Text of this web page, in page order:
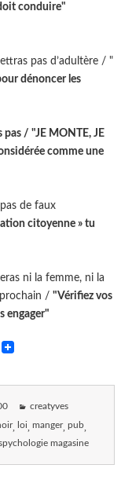
conduire"
pas d’adultère / "
dénoncer les
pas / "JE MONTE, JE
comme une
de faux
citoyenne » tu
ni la femme, ni la
prochain /"Vérifiez vos
engager"
creatyves
loi manger pub
magasine